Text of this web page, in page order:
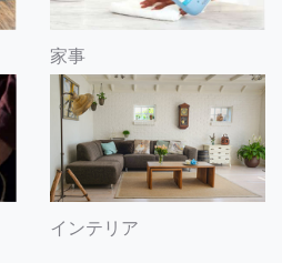
家事
インテリア